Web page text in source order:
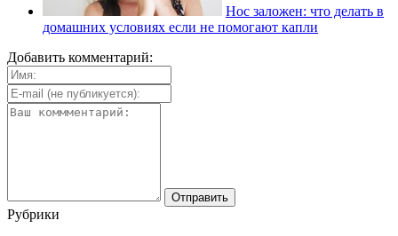
Нос заложен: что делать в
домашних условиях если не помогают капли
Добавить комментарий:
Рубрики